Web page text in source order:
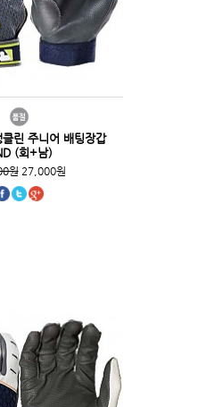
린 주니어 배팅장갑
(회+남)
원27,000원